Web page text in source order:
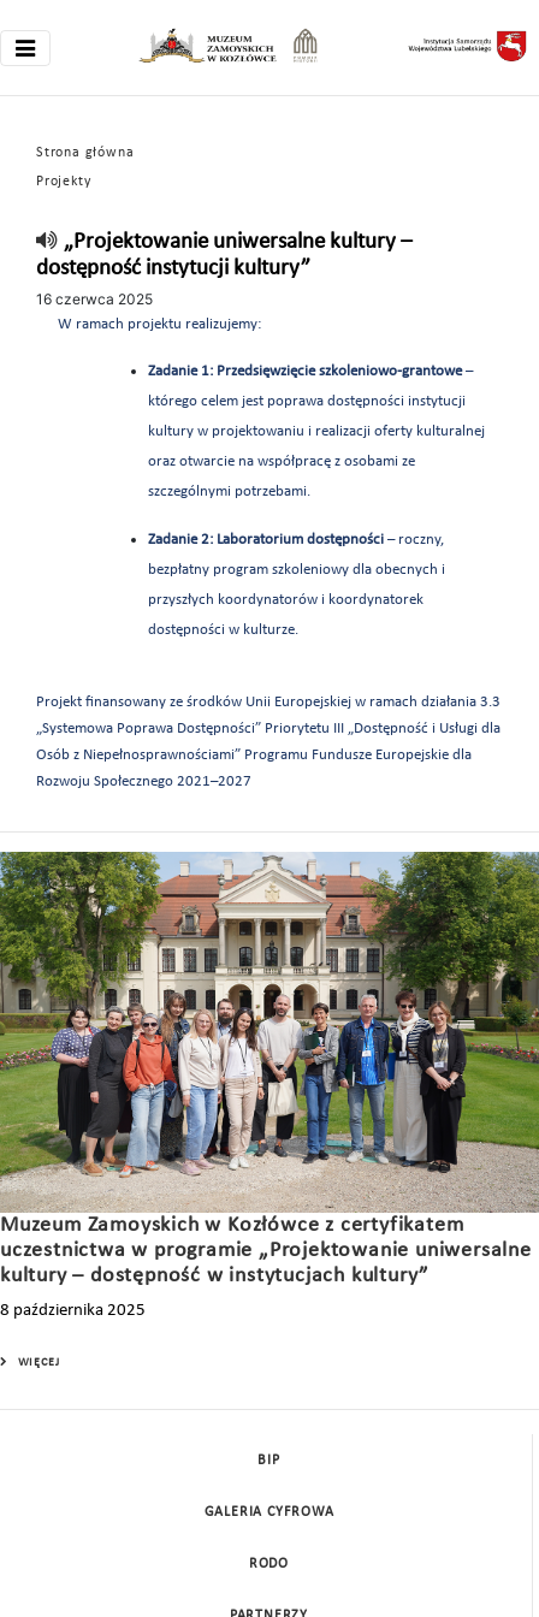
Strona główna
Projekty
„Projektowanie uniwersalne kultury –
dostępność instytucji kultury”
16 czerwca 2025
W ramach projektu realizujemy:
Zadanie 1: Przedsięwzięcie szkoleniowo-grantowe–
którego celem jest poprawa dostępności instytucji
kultury w projektowaniu i realizacji oferty kulturalnej
oraz otwarcie na współpracę z osobami ze
szczególnymi potrzebami.
Zadanie 2: Laboratorium dostępności – roczny,
bezpłatny program szkoleniowy dla obecnych i
przyszłych koordynatorów i koordynatorek
dostępności w kulturze.
Projekt finansowany ze środków Unii Europejskiej w ramach działania 3.3
„Systemowa Poprawa Dostępności” Priorytetu III „Dostępność i Usługi dla
Osób z Niepełnosprawnościami” Programu Fundusze Europejskie dla
Rozwoju Społecznego 2021–2027
Muzeum Zamoyskich w Kozłówce z certyfikatem
uczestnictwa w programie „Projektowanie uniwersalne
kultury – dostępność w instytucjach kultury”
8 października 2025
WIĘCEJ
BIP
GALERIA CYFROWA
RODO